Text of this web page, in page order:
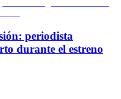
periodista
durante el estreno